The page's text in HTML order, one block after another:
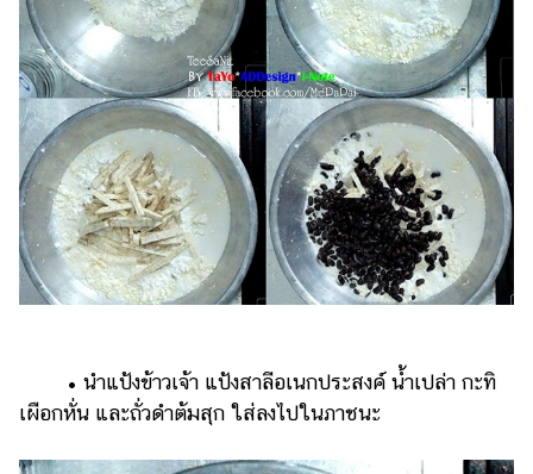
• นำแป้งข้าวเจ้า แป้งสาลีอเนกประสงค์ น้ำเปล่า กะทิ
เผือกหั่น และถั่วดำต้มสุก ใส่ลงไปในภาชนะ